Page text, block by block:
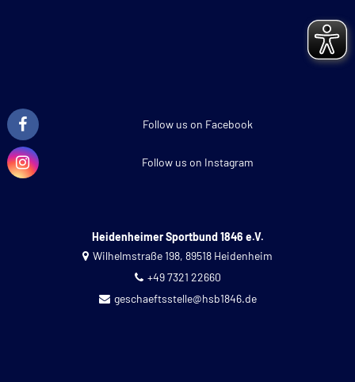
Follow us on Facebook
Follow us on Instagram
Heidenheimer Sportbund 1846 e.V.
Wilhelmstraße 198, 89518 Heidenheim
+49 7321 22660
geschaeftsstelle@hsb1846.de